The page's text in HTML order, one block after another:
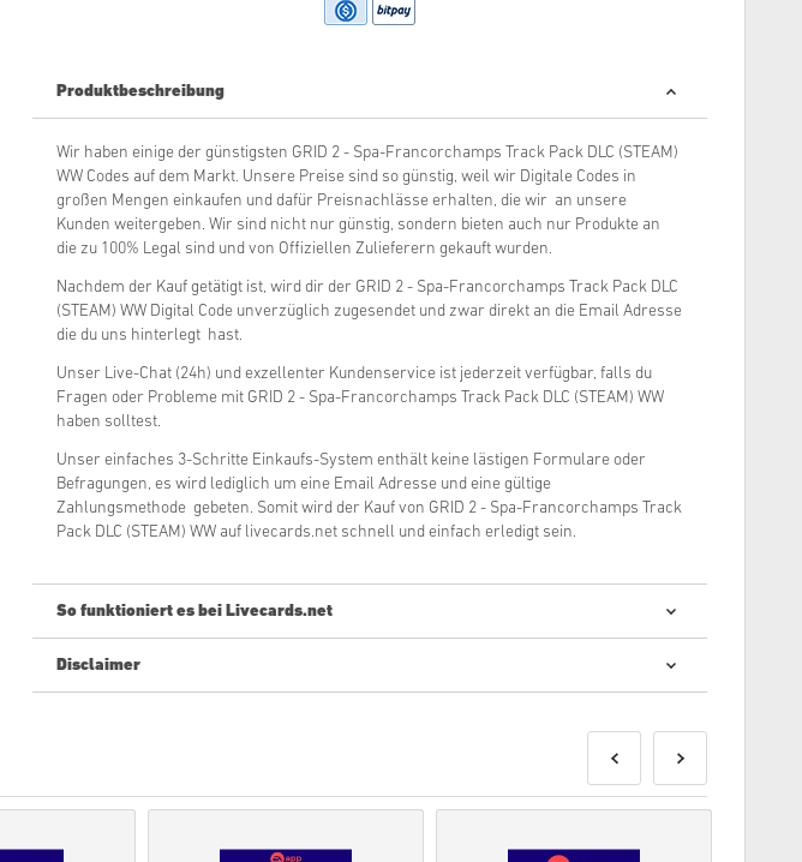
Produktbeschreibung
Wir haben einige der günstigsten GRID 2 - Spa-Francorchamps Track Pack DLC (STEAM)
WW Codes auf dem Markt. Unsere Preise sind so günstig, weil wir Digitale Codes in
großen Mengen einkaufen und dafür Preisnachlässe erhalten, die wir an unsere
Kunden weitergeben. Wir sind nicht nur günstig, sondern bieten auch nur Produkte an
die zu 100% Legal sind und von Offiziellen Zulieferern gekauft wurden.
Nachdem der Kauf getätigt ist, wird dir der GRID 2 - Spa-Francorchamps Track Pack DLC
(STEAM) WW Digital Code unverzüglich zugesendet und zwar direkt an die Email Adresse
die du uns hinterlegt hast.
Unser Live-Chat (24h) und exzellenter Kundenservice ist jederzeit verfügbar, falls du
Fragen oder Probleme mit GRID 2 - Spa-Francorchamps Track Pack DLC (STEAM) WW
haben solltest.
Unser einfaches 3-Schritte Einkaufs-System enthält keine lästigen Formulare oder
Befragungen, es wird lediglich um eine Email Adresse und eine gültige
Zahlungsmethode gebeten. Somit wird der Kauf von GRID 2 - Spa-Francorchamps Track
Pack DLC (STEAM) WW auf livecards.net schnell und einfach erledigt sein.
So funktioniert es bei Livecards.net
Neu bei Livecards.net? Digitale Codes zu kaufen ist schnell und einfach:
Disclaimer
Bestellungen die den Anschein einer kommerziellen Nutzung erwecken, werden
nicht angenommen.
Für mehr Infos kannst du gerne unsere
Seite besuchen.